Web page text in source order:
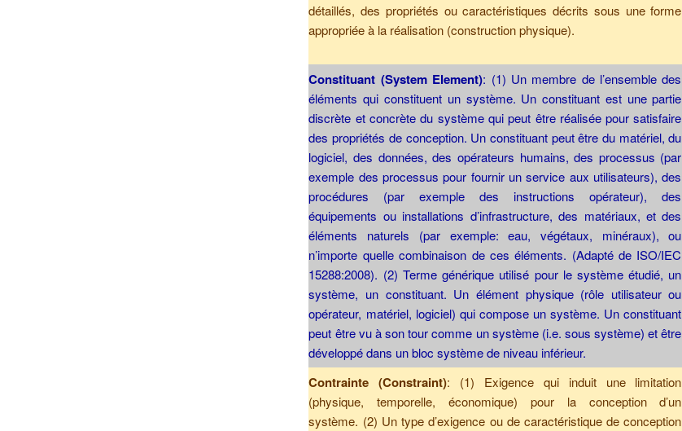
détaillés, des propriétés ou caractéristiques décrits sous une forme
appropriée à la réalisation (construction physique).
Constituant (System Element): (1) Un membre de l’ensemble des
éléments qui constituent un système. Un constituant est une partie
discrète et concrète du système qui peut être réalisée pour satisfaire
des propriétés de conception. Un constituant peut être du matériel, du
logiciel, des données, des opérateurs humains, des processus (par
exemple des processus pour fournir un service aux utilisateurs), des
procédures (par exemple des instructions opérateur), des
équipements ou installations d’infrastructure, des matériaux, et des
éléments naturels (par exemple: eau, végétaux, minéraux), ou
n’importe quelle combinaison de ces éléments. (Adapté de ISO/IEC
15288:2008). (2) Terme générique utilisé pour le système étudié, un
système, un constituant. Un élément physique (rôle utilisateur ou
opérateur, matériel, logiciel) qui compose un système. Un constituant
peut être vu à son tour comme un système (i.e. sous système) et être
développé dans un bloc système de niveau inférieur.
Contrainte (Constraint): (1) Exigence qui induit une limitation
(physique, temporelle, économique) pour la conception d’un
système. (2) Un type d’exigence ou de caractéristique de conception